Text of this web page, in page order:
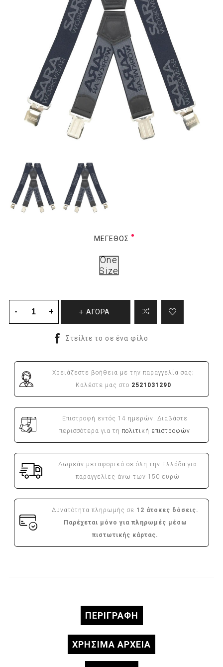
ΜΈΓΕΘΟΣ
One
Size
ΑΓΟΡΑ
Χρειάζεστε βοήθεια με την παραγγελία σας;
Καλέστε μας στο 2521031290
Επιστροφή εντός 14 ημερών. Διαβάστε
περισσότερα για τηπολιτική επιστροφών
Δωρεάν μεταφορικά σε όλη την Ελλάδα για
παραγγελίες άνω των 150 ευρώ
Δυνατότητα πληρωμής σε 12 άτοκες δόσεις.
Παρέχεται μόνο για πληρωμές μέσω
πιστωτικής κάρτας.
ΠΕΡΙΓΡΑΦΉ
ΧΡΗΣΙΜΑ ΑΡΧΕΙΑ